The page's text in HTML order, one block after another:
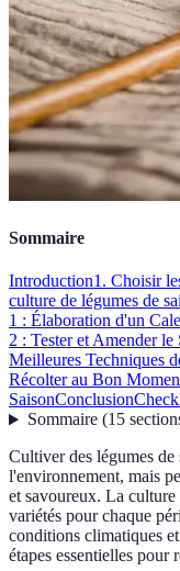
Sommaire
Introduction1. Choisir
culture de légumes de
1 : Élaboration d'un
2 : Tester et Amender le
Meilleures Techniques
Récolter au Bon
SaisonConclusion
Sommaire(15
Cultiver des légumes de
l'environnement, mais
et savoureux. La
variétés pour chaque
conditions climatiques
étapes essentielles pour